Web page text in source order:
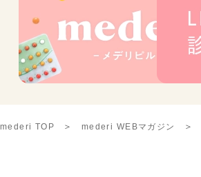
mederi TOP mederi WEBマガジン